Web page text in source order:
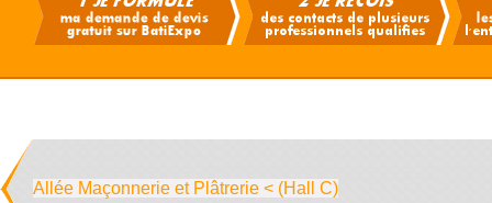
Allée Maçonnerie et Plâtrerie < (Hall C)